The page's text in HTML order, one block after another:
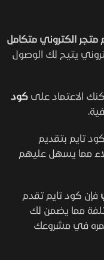
الكتروني متكامل
يتيح لك الوصول
الاعتماد على كود
تايم بتقديم
مما يسهل عليهم
فإن كود تايم تقدم
مما يضمن لك
في مشروعك